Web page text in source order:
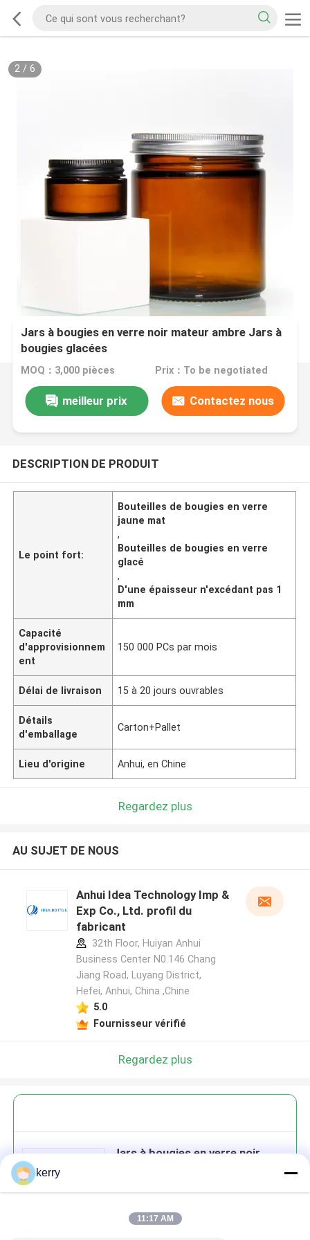
2/ 6
Jars à bougies en verre noir mateur ambre Jars à
bougies glacées
MOQ：3,000 pièces Prix：To be negotiated
meilleur prix Contactez nous
DESCRIPTION DE PRODUIT
Le point fort:
Bouteilles de bougies en verre
jaune mat
,
Bouteilles de bougies en verre
glacé
,
D'une épaisseur n'excédant pas 1
mm
Capacité
d'approvisionnem
ent
150 000 PCs par mois
Délai de livraison 15 à 20 jours ouvrables
Détails
d'emballage
Carton+Pallet
Lieu d'origine Anhui, en Chine
Regardez plus
AU SUJET DE NOUS
Anhui Idea Technology Imp &
Exp Co., Ltd. profil du
fabricant
32th Floor, Huiyan Anhui
Business Center N0.146 Chang
Jiang Road, Luyang District,
Hefei, Anhui, China ,Chine
5.0
Fournisseur vérifié
Regardez plus
Jars à bougies en verre noir
kerry
11:17 AM